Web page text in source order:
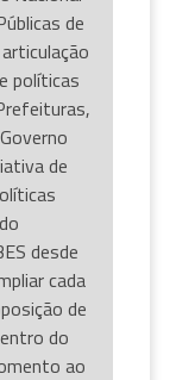
de
políticas
de
desde
cada
de
do
ao